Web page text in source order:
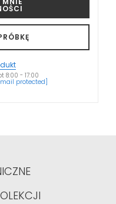
8:00 - 17:00
protected]